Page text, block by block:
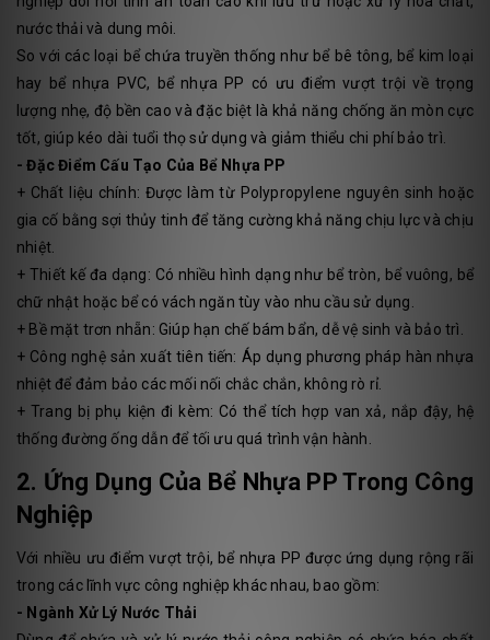
nước thải và dung môi.
So với các loại bể chứa truyền thống như bể bê tông, bể kim loại
hay bể nhựa PVC, bể nhựa PP có ưu điểm vượt trội về trọng
lượng nhẹ, độ bền cao và đặc biệt là khả năng chống ăn mòn cực
tốt, giúp kéo dài tuổi thọ sử dụng và giảm thiểu chi phí bảo trì.
- Đặc Điểm Cấu Tạo Của Bể Nhựa PP
+ Chất liệu chính: Được làm từ Polypropylene nguyên sinh hoặc
gia cố bằng sợi thủy tinh để tăng cường khả năng chịu lực và chịu
nhiệt.
+ Thiết kế đa dạng: Có nhiều hình dạng như bể tròn, bể vuông, bể
chữ nhật hoặc bể có vách ngăn tùy vào nhu cầu sử dụng.
+ Bề mặt trơn nhẵn: Giúp hạn chế bám bẩn, dễ vệ sinh và bảo trì.
+ Công nghệ sản xuất tiên tiến: Áp dụng phương pháp hàn nhựa
nhiệt để đảm bảo các mối nối chắc chắn, không rò rỉ.
+ Trang bị phụ kiện đi kèm: Có thể tích hợp van xả, nắp đậy, hệ
thống đường ống dẫn để tối ưu quá trình vận hành.
2. Ứng Dụng Của Bể Nhựa PP Trong Công
Nghiệp
Với nhiều ưu điểm vượt trội, bể nhựa PP được ứng dụng rộng rãi
trong các lĩnh vực công nghiệp khác nhau, bao gồm:
- Ngành Xử Lý Nước Thải